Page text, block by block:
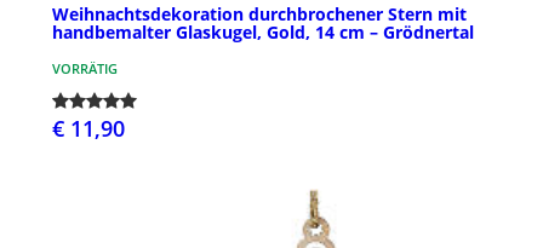
Weihnachtsdekoration durchbrochener Stern mit
handbemalter Glaskugel, Gold, 14 cm – Grödnertal
VORRÄTIG
€ 11,90